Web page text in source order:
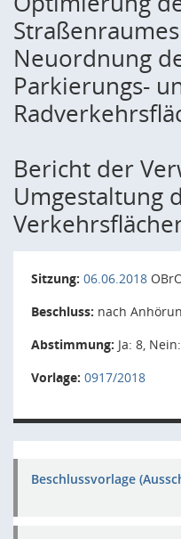
Neuordnung
Parkierungs-
Bericht der
Umgestaltung
Sitzung: 06.06.2018
Beschluss: nach
Abstimmung: Ja: 8,
Vorlage: 0917/2018
Beschlussvorlage